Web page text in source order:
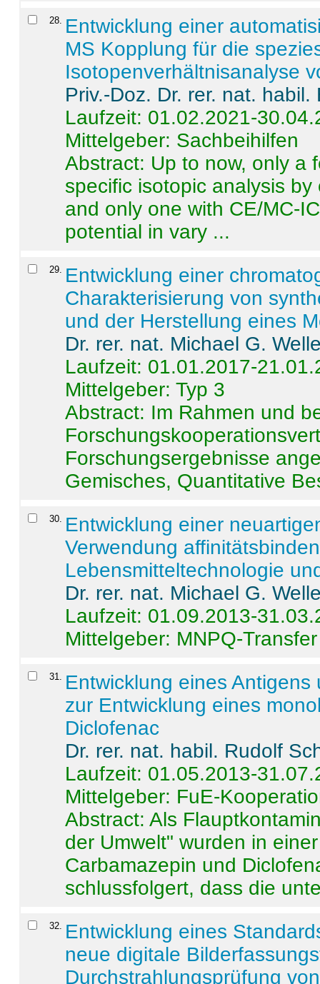
28. Entwicklung einer
MS Kopplung für die
Isotopenverhältnisanalyse
Priv.-Doz. Dr. rer. nat.
Laufzeit: 01.02.2021-
Mittelgeber: Sachbeihilfen
Abstract: Up to now, only a
specific isotopic analysis
and only one with CE/MC-
potential in vary ...
29. Entwicklung einer
Charakterisierung von
und der Herstellung eines
Dr. rer. nat. Michael G.
Laufzeit: 01.01.2017-
Mittelgeber: Typ 3
Abstract: Im Rahmen und
Forschungsergebnisse
Gemisches, Quantitative
30. Entwicklung einer
Verwendung
Lebensmitteltechnologie
Dr. rer. nat. Michael G.
Laufzeit: 01.09.2013-
Mittelgeber: MNPQ-Transfer
31. Entwicklung eines
zur Entwicklung eines
Diclofenac
Dr. rer. nat. habil. Rudolf
Laufzeit: 01.05.2013-
Mittelgeber: FuE-
Abstract:Als
der Umwelt" wurden in
Carbamazepin und
schlussfolgert, dass die
32. Entwicklung eines
neue digitale
Durchstrahlungsprüfung